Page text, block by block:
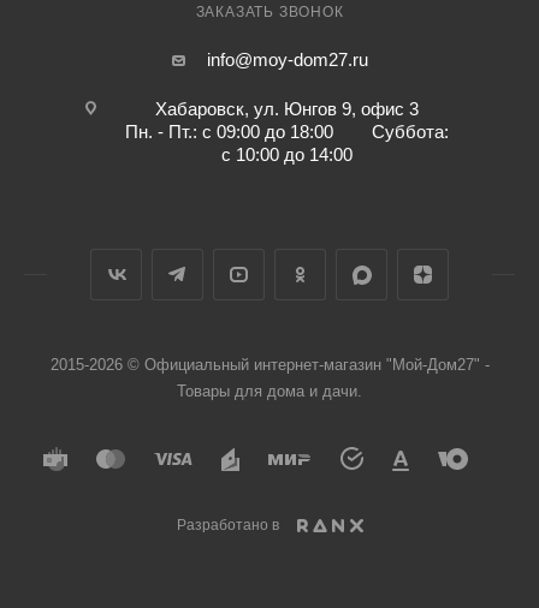
ЗАКАЗАТЬ ЗВОНОК
info@moy-dom27.ru
Хабаровск, ул. Юнгов 9, офис 3
Пн. - Пт.: с 09:00 до 18:00 Суббота:
с 10:00 до 14:00
2015-2026 © Официальный интернет-магазин "Мой-Дом27" -
Товары для дома и дачи.
Разработано в